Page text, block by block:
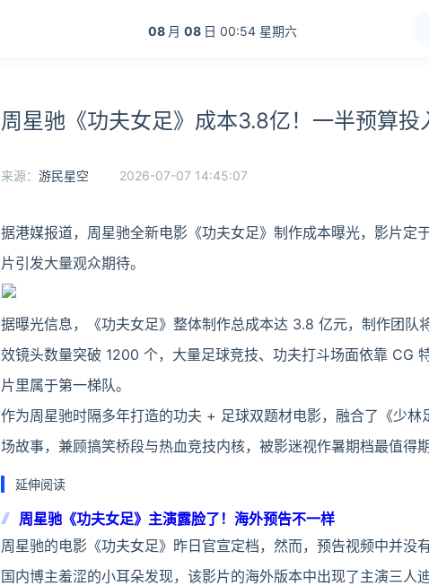
08 月 08 日 00:54 星期六
周星驰《功夫女足》成本3.8亿！一半预算投
来源： 游民星空 2026-07-07 14:45:07
据港媒报道，周星驰全新电影《功夫女足》制作成本曝光，影片定
片引发大量观众期待。
据曝光信息，《功夫女足》整体制作总成本达 3.8 亿元，制作团队
效镜头数量突破 1200 个，大量足球竞技、功夫打斗场面依靠 CG
片里属于第一梯队。
作为周星驰时隔多年打造的功夫 + 足球双题材电影，融合了《少
场故事，兼顾搞笑桥段与热血竞技内核，被影迷视作暑期档最值得
延伸阅读
周星驰《功夫女足》主演露脸了！海外预告不一样
周星驰的电影《功夫女足》昨日官宣定档，然而，预告视频中并没
国内博主羞涩的小耳朵发现，该影片的海外版本中出现了主演三人